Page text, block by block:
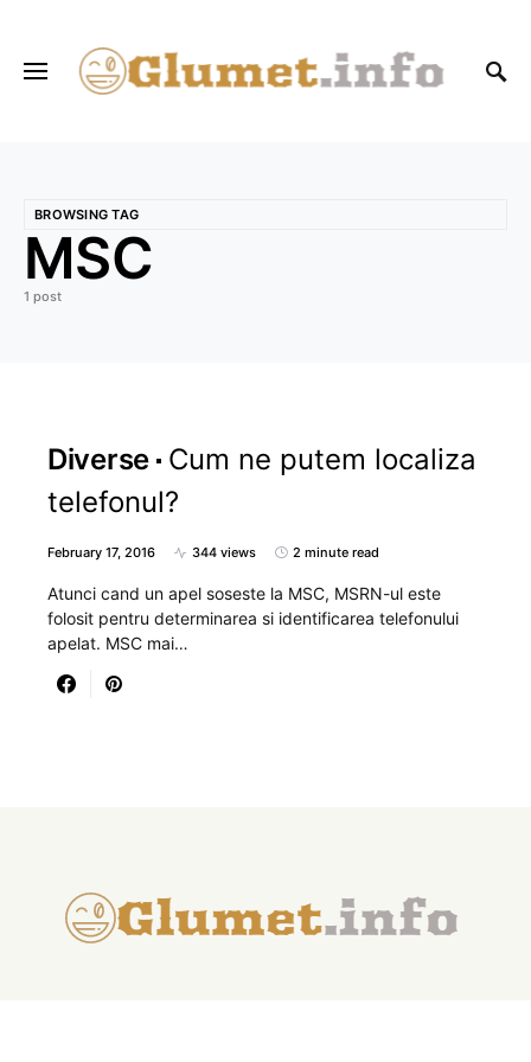
BROWSING TAG
MSC
1 post
Diverse Cum ne putem localiza
telefonul?
February 17, 2016 344 views 2 minute read
Atunci cand un apel soseste la MSC, MSRN-ul este
folosit pentru determinarea si identificarea telefonului
apelat. MSC mai…